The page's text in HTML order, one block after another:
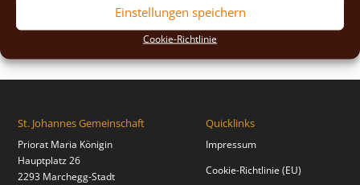
Einstellungen speichern
Cookie-Richtlinie
St. Johannes Gemeinschaft
Priorat Maria Königin
Hauptplatz 26
2293 Marchegg-Stadt
Quicklinks
Impressum
Cookie-Richtlinie (EU)